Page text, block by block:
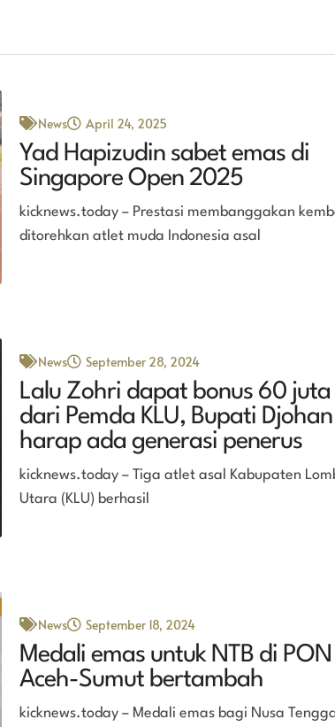
News April 24, 2025
Yad Hapizudin sabet emas di
Singapore Open 2025
kicknews.today – Prestasi membanggakan
ditorehkan atlet muda Indonesia asal
News September 28, 2024
Lalu Zohri dapat bonus 60 juta
dari Pemda KLU, Bupati Djohan
harap ada generasi penerus
kicknews.today – Tiga atlet asal Kabupaten
Utara (KLU) berhasil
News September 18, 2024
Medali emas untuk NTB di PON
Aceh-Sumut bertambah
kicknews.today – Medali emas bagi Nusa